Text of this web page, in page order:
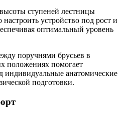
ступеней лестницы
настроить устройство под рост и
оптимальный уровень
поручнями брусьев в
положениях помогает
индивидуальные анатомические
подготовки.